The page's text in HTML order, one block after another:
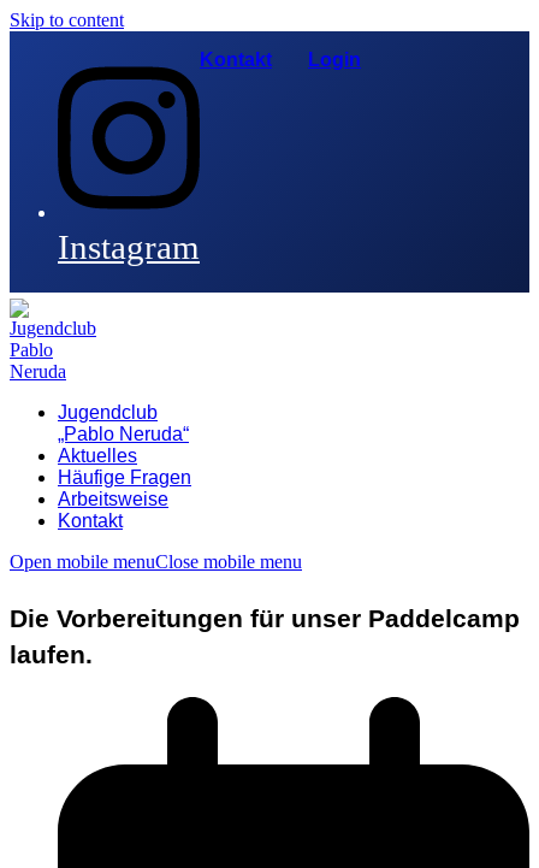
Skip to content
Instagram
Kontakt Login
Jugendclub
„Pablo Neruda“
Aktuelles
Häufige Fragen
Arbeitsweise
Kontakt
Open mobile menuClose mobile menu
Die Vorbereitungen für unser Paddelcamp
laufen.